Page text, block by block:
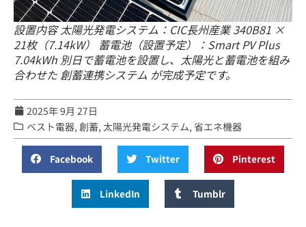
設置内容 太陽光発電システム：CIC長州産業 340B81 ×
21枚（7.14kW） 蓄電池（設置予定）：Smart PV Plus
7.04kWh 別日で蓄電池を設置し、太陽光と蓄電池を組み
合わせた 創蓄連携システム が完成予定です。
2025年 9月 27日
ベスト電器, 創蓄, 太陽光発電システム, 省エネ機器
Facebook Twitter Pinterest
LinkedIn Tumblr